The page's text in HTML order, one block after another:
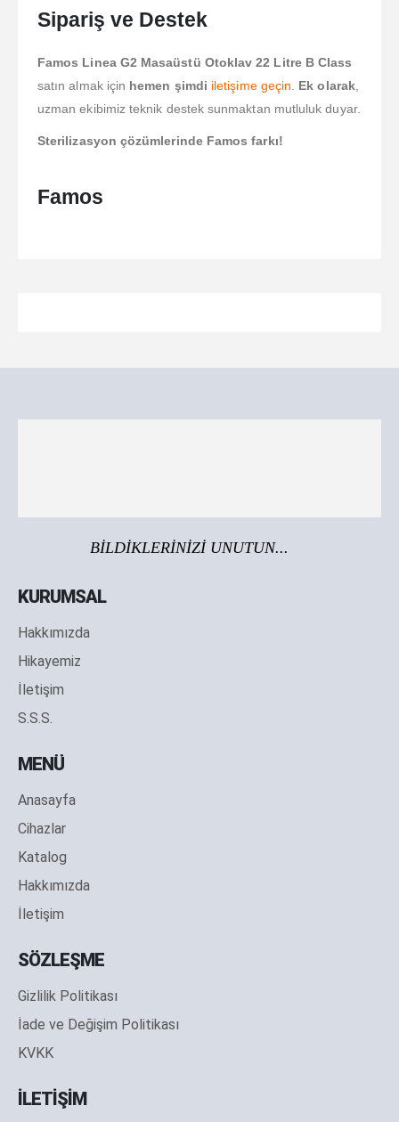
Sipariş ve Destek
Famos Linea G2 Masaüstü Otoklav 22 Litre B Class
satın almak için hemen şimdi iletişime geçin. Ek olarak,
uzman ekibimiz teknik destek sunmaktan mutluluk duyar.
Sterilizasyon çözümlerinde Famos farkı!
Famos
BİLDİKLERİNİZİ UNUTUN...
KURUMSAL
Hakkımızda
Hikayemiz
İletişim
S.S.S.
MENÜ
Anasayfa
Cihazlar
Katalog
Hakkımızda
İletişim
SÖZLEŞME
Gizlilik Politikası
İade ve Değişim Politikası
KVKK
İLETİŞİM